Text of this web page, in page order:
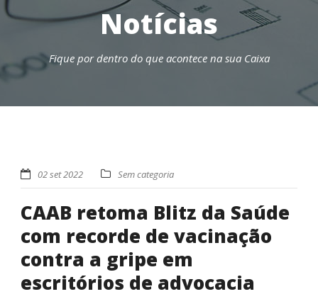
Notícias
Fique por dentro do que acontece na sua Caixa
02 set 2022 Sem categoria
CAAB retoma Blitz da Saúde
com recorde de vacinação
contra a gripe em
escritórios de advocacia